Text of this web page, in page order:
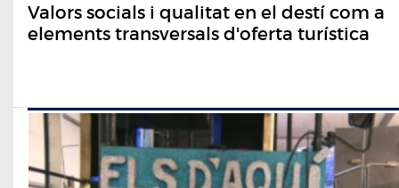
Valors socials i qualitat en el destí com a
elements transversals d'oferta turística